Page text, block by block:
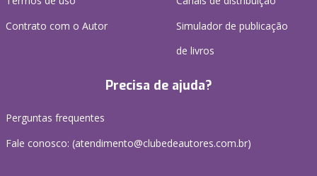
Contrato com o Autor
Simulador de publicação
de livros
Precisa de ajuda?
Perguntas frequentes
Fale conosco: (atendimento@clubedeautores.com.br)